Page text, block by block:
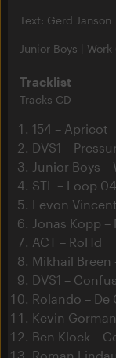
Text: Gerd Janson
Junior Boys |
Tracklist
Tracks CD
154 – Apricot
DVS1 –
Junior Boys
STL – Loop 04
Levon
Jonas Kopp
ACT – RoHd
Mikhail Breen
DVS1 –
Rolando – De
Kevin
Ben Klock –